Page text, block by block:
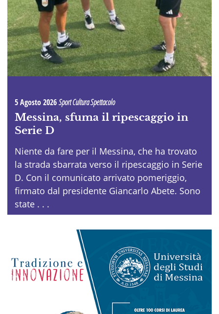
5 Agosto 2026Sport Cultura Spettacolo
Messina, sfuma il ripescaggio in
Serie D
Niente da fare per il Messina, che ha trovato
la strada sbarrata verso il ripescaggio in Serie
D. Con il comunicato arrivato pomeriggio,
firmato dal presidente Giancarlo Abete. Sono
state . . .